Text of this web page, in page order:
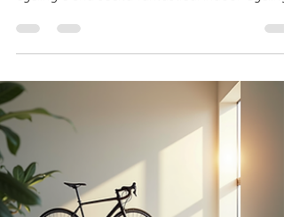
(conosciuto come Spinning) o Cycling
e non è difficile capire il perché. Pedalare in
gruppo è un modo efficace per mantenersi in
forma e ritrovare energia. Vuoi scoprire come il
cycling può trasformare la tua routine
quotidiana? Seguimi in questo viag